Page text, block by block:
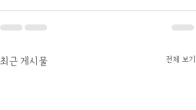
최근 게시물 전체 보기